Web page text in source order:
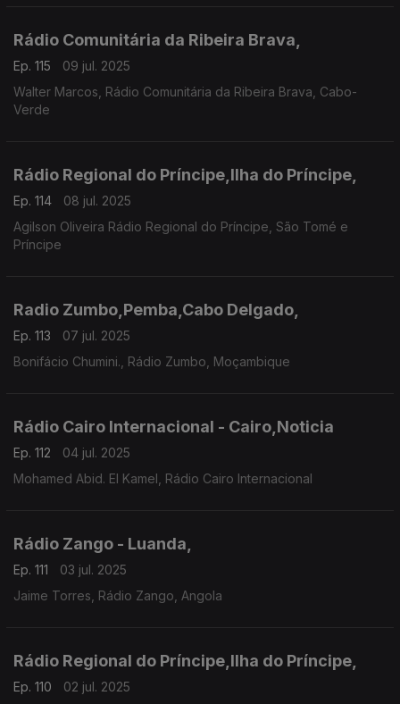
Rádio Comunitária da Ribeira Brava,
Ep. 115
09 jul. 2025
Walter Marcos, Rádio Comunitária da Ribeira Brava, Cabo-
Verde
Rádio Regional do Príncipe,Ilha do Príncipe,
Ep. 114
08 jul. 2025
Agilson Oliveira Rádio Regional do Príncipe, São Tomé e
Príncipe
Radio Zumbo,Pemba,Cabo Delgado,
Ep. 113
07 jul. 2025
Bonifácio Chumini., Rádio Zumbo, Moçambique
Rádio Cairo Internacional - Cairo,Noticia
Ep. 112
04 jul. 2025
Mohamed Abid. El Kamel, Rádio Cairo Internacional
Rádio Zango - Luanda,
Ep. 111
03 jul. 2025
Jaime Torres, Rádio Zango, Angola
Rádio Regional do Príncipe,Ilha do Príncipe,
Ep. 110
02 jul. 2025